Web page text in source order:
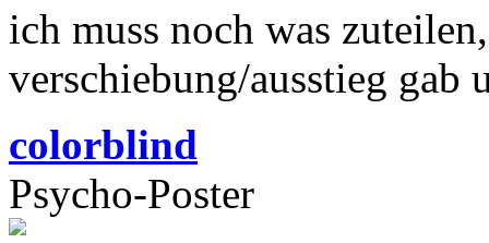
ich muss noch was
verschiebung/ausstieg gab
colorblind
Psycho-Poster